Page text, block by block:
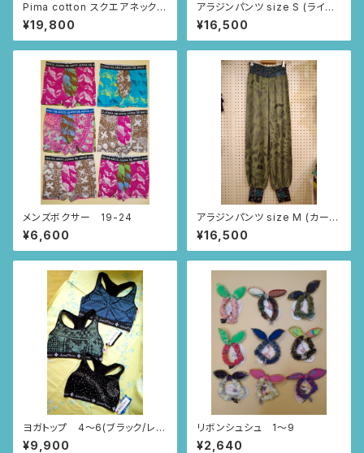
Pima cotton スクエアネックブ
ラウス (ブラック/レースとツタ
柄)
¥19,800
アラジンパンツ size S (ライト
ブルー/インドの小花柄)
¥16,500
メンズボクサー 19-24
¥6,600
アラジンパンツ size M (カー
キ/ルイーサの羽根柄)
¥16,500
ヨガトップ 4〜6(ブラック/レー
ス・レース・波柄)
¥9,900
リボンシュシュ 1〜9
¥2,640